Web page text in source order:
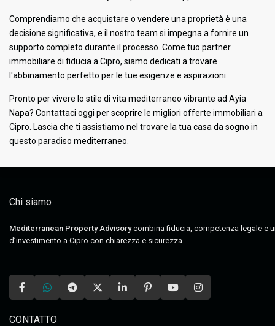
Comprendiamo che acquistare o vendere una proprietà è una
decisione significativa, e il nostro team si impegna a fornire un
supporto completo durante il processo. Come tuo partner
immobiliare di fiducia a Cipro, siamo dedicati a trovare
l'abbinamento perfetto per le tue esigenze e aspirazioni.
Pronto per vivere lo stile di vita mediterraneo vibrante ad Ayia
Napa? Contattaci oggi per scoprire le migliori offerte immobiliari a
Cipro. Lascia che ti assistiamo nel trovare la tua casa da sogno in
questo paradiso mediterraneo.
Chi siamo
Mediterranean Property Advisorycombina fiducia, competenza legale e
d’investimento a Cipro con chiarezza e sicurezza.
CONTATTO